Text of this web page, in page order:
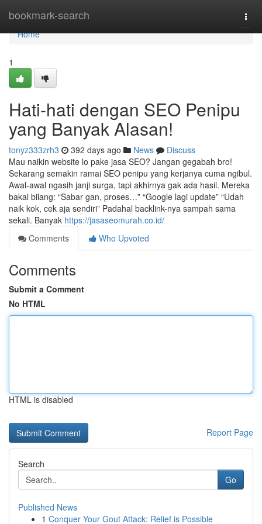
bookmark-search
Home
Home
1
Hati-hati dengan SEO Penipu
yang Banyak Alasan!
tonyz333zrh3 392 days ago News
Discuss
Mau naikin website lo pake jasa SEO? Jangan gegabah bro!
Sekarang semakin ramai SEO penipu yang kerjanya cuma ngibul.
Awal-awal ngasih janji surga, tapi akhirnya gak ada hasil. Mereka
bakal bilang: “Sabar gan, proses…” “Google lagi update” “Udah
naik kok, cek aja sendiri” Padahal backlink-nya sampah sama
sekali. Banyak https://jasaseomurah.co.id/
Comments
Who Upvoted
Comments
Submit a Comment
No HTML
HTML is disabled
Report Page
Search
Go
Published News
1 Conquer Your Gout Attack: Relief is Possible